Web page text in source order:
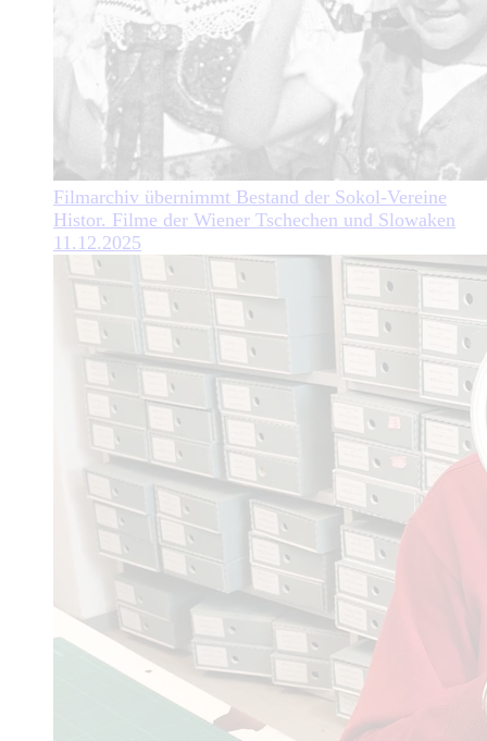
Filmarchiv übernimmt Bestand der Sokol-Vereine
Histor. Filme der Wiener Tschechen und Slowaken
11.12.2025